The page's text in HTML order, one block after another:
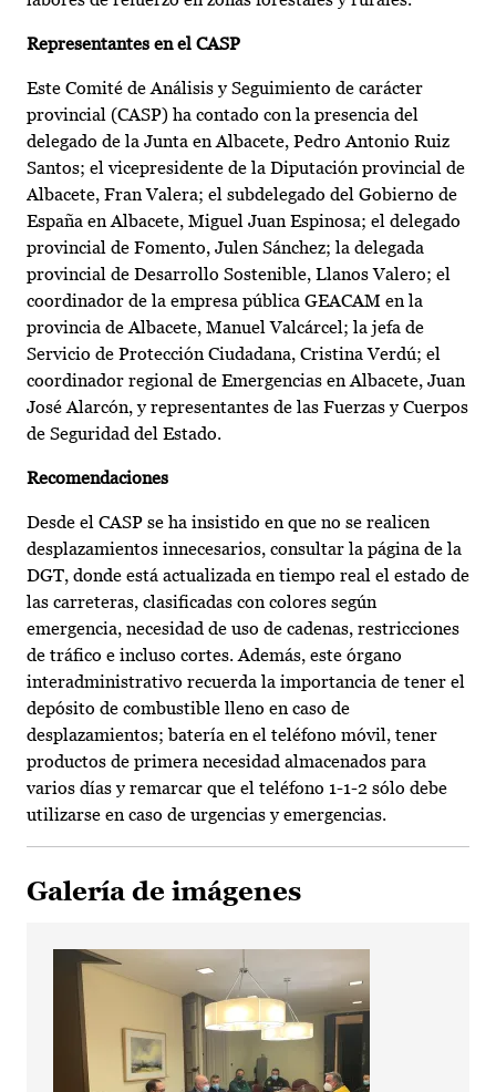
Representantes en el CASP
Este Comité de Análisis y Seguimiento de carácter
provincial (CASP) ha contado con la presencia del
delegado de la Junta en Albacete, Pedro Antonio Ruiz
Santos; el vicepresidente de la Diputación provincial de
Albacete, Fran Valera; el subdelegado del Gobierno de
España en Albacete, Miguel Juan Espinosa; el delegado
provincial de Fomento, Julen Sánchez; la delegada
provincial de Desarrollo Sostenible, Llanos Valero; el
coordinador de la empresa pública GEACAM en la
provincia de Albacete, Manuel Valcárcel; la jefa de
Servicio de Protección Ciudadana, Cristina Verdú; el
coordinador regional de Emergencias en Albacete, Juan
José Alarcón, y representantes de las Fuerzas y Cuerpos
de Seguridad del Estado.
Recomendaciones
Desde el CASP se ha insistido en que no se realicen
desplazamientos innecesarios, consultar la página de la
DGT, donde está actualizada en tiempo real el estado de
las carreteras, clasificadas con colores según
emergencia, necesidad de uso de cadenas, restricciones
de tráfico e incluso cortes. Además, este órgano
interadministrativo recuerda la importancia de tener el
depósito de combustible lleno en caso de
desplazamientos; batería en el teléfono móvil, tener
productos de primera necesidad almacenados para
varios días y remarcar que el teléfono 1-1-2 sólo debe
utilizarse en caso de urgencias y emergencias.
Galería de imágenes